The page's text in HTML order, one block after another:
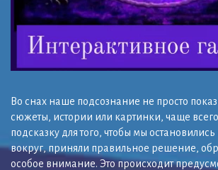
Во снах наше подсознание не просто
сюжеты, истории или картинки, чаще
подсказку для того, чтобы мы
вокруг, приняли правильное решение,
особое внимание. Это происходит